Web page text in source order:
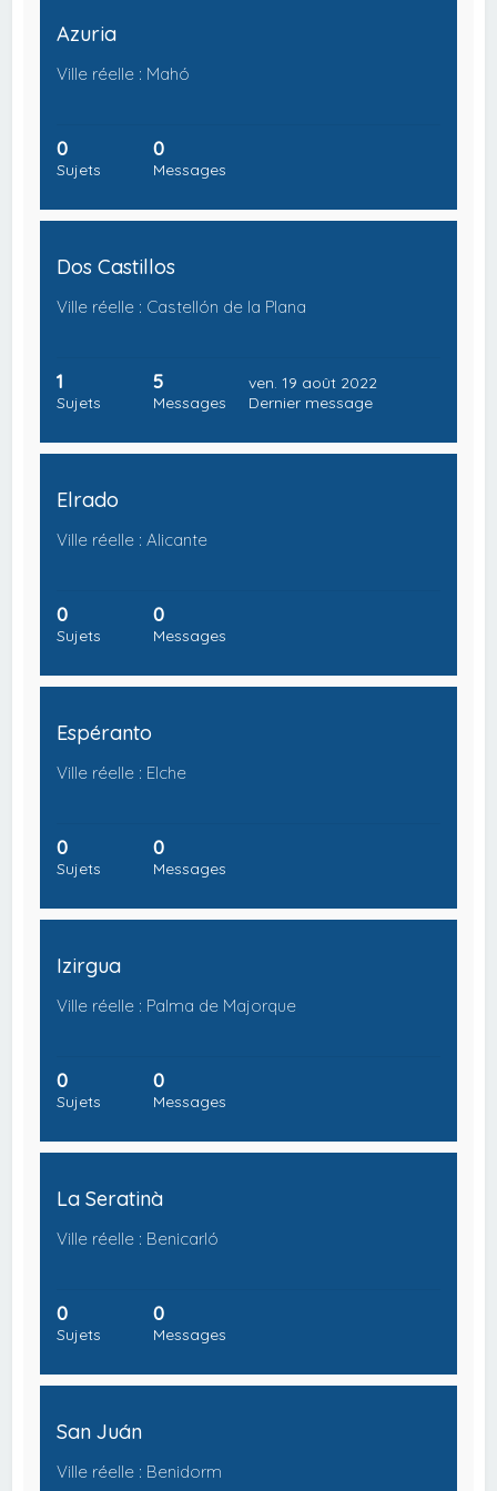
Azuria
Ville réelle : Mahó
0
Sujets
0
Messages
Dos Castillos
Ville réelle : Castellón de la Plana
1
Sujets
5
Messages
ven. 19 août 2022
Dernier message
Elrado
Ville réelle : Alicante
0
Sujets
0
Messages
Espéranto
Ville réelle : Elche
0
Sujets
0
Messages
Izirgua
Ville réelle : Palma de Majorque
0
Sujets
0
Messages
La Seratinà
Ville réelle : Benicarló
0
Sujets
0
Messages
San Juán
Ville réelle : Benidorm